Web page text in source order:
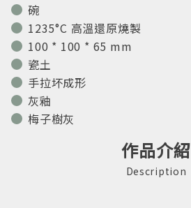
碗
1235°C 高溫還原燒製
100 * 100 * 65 mm
瓷土
手拉坏成形
灰釉
梅子樹灰
作品介紹
Description